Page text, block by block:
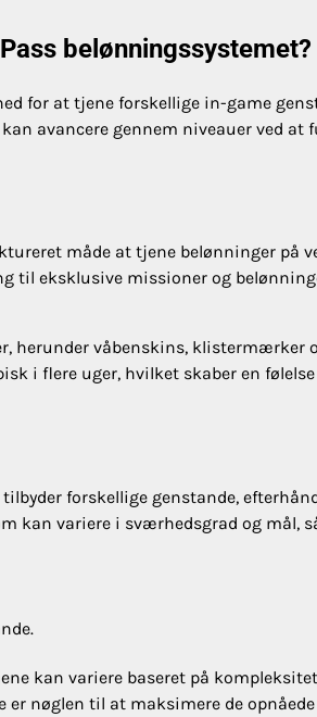
belønningssystemet?
for at tjene forskellige in-game
avancere gennem niveauer ved at
måde at tjene belønninger på
til eksklusive missioner og
herunder våbenskins, klistermærker
i flere uger, hvilket skaber en
forskellige genstande,
kan variere i sværhedsgrad og mål,
kan variere baseret på
er nøglen til at maksimere de opnåede